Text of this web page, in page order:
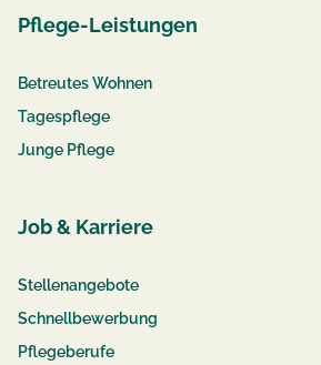
Pflege-Leistungen
Betreutes Wohnen
Tagespflege
Junge Pflege
Job & Karriere
Stellenangebote
Schnellbewerbung
Pflegeberufe